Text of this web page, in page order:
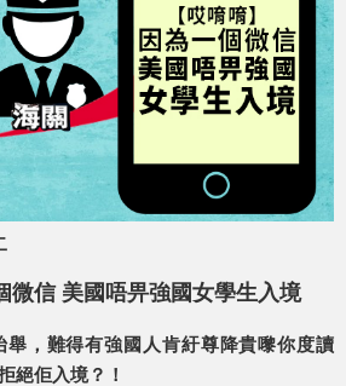
微信 美國唔畀強國女學生入境
舉，難得有強國人肯紆尊降貴嚟你度讀
絕佢入境？！